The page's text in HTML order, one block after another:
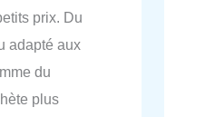
prix. Du
adapté aux
du
plus